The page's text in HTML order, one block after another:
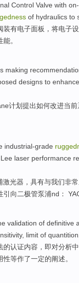
Control Valve with
of hydraulics to
装有电子面板， 将电子
能。
making
designs to enhance
计划提出如何改进当前
industrial-grade
Lee laser performance
激光器 ， 具有与我们非常
引向二极管泵浦nd ：
validation of definitive
limit of quantition.
的认证内容，即对分析
性等作了一定的阐述。